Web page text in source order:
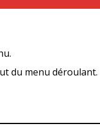
du menu déroulant.